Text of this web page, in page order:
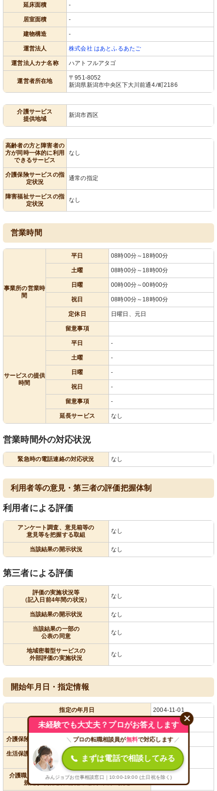
延床面積 -
居室面積 -
建物構造 -
運営法人 株式会社 はあとふるあたご
運営法人カナ名称 ハアトフルアタゴ
運営者所在地
〒951-8052
新潟県新潟市中央区下大川前通4ﾉ町2186
介護サービス
提供地域
新潟市西区
高齢者の方と障害者の
方が同時一体的に利用
できるサービス
なし
介護保険サービスの指
定状況
通常の指定
障害福祉サービスの指
定状況
なし
営業時間
事業所の営業時
間
平日 08時00分～18時00分
土曜 08時00分～18時00分
日曜 00時00分～00時00分
祝日 08時00分～18時00分
定休日 日曜日、元日
留意事項
サービスの提供
時間
平日 -
土曜 -
日曜 -
祝日 -
留意事項 -
延長サービス なし
営業時間外の対応状況
緊急時の電話連絡の対応状況 なし
利用者等の意見・第三者の評価把握体制
利用者による評価
アンケート調査、意見箱等の
意見等を把握する取組
なし
当該結果の開示状況 なし
第三者による評価
評価の実施状況等
（記入日前4年間の状況）
なし
当該結果の開示状況 なし
当該結果の一部の
公表の同意
なし
地域密着型サービスの
外部評価の実施状況
なし
開始年月日・指定情報
指定の年月日 2004-11-01
指定の更新年月日（直近） 2022-11-01
介護保険法第７１条に規定する訪問看護のみなし指定 なし
生活保護法第５４条の２に規定する介護老人福祉施設
の指定
なし
介護職員の処遇改善等に関する法律第４８条の３に
規定する指定居宅介護支援事業所の指定
なし
未経験でも大丈夫？プロがお答えします
＼ プロの転職相談員が無料で対応します ／
まずは電話で相談してみる
みんジョブお仕事相談窓口｜10:00-19:00 (土日祝を除く)